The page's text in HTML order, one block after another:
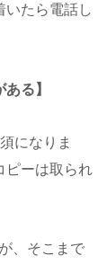
いたら電話し
る】
になりま
ピーは取られ
、そこまで